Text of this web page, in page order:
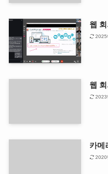
웹
2025
웹
2023
카메
2020